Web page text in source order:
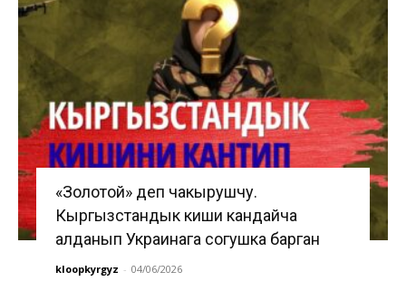
«Золотой» деп чакырушчу.
Кыргызстандык киши кандайча
алданып Украинага согушка барган
kloopkyrgyz - 04/06/2026